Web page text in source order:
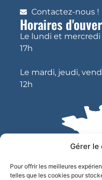
Gérer le
Pour offrir les meilleures
telles que les cookies pour
Contactez-nous !
Horaires
Le lundi et mercredi
17h
Le mardi, jeudi,
12h